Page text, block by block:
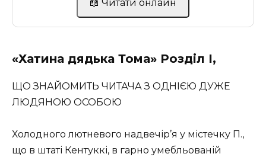
📖 Читати онлайн
«Хатина дядька Тома» Розділ І,
ЩО ЗНАЙОМИТЬ ЧИТАЧА З ОДНІЄЮ ДУЖЕ
ЛЮДЯНОЮ ОСОБОЮ
Холодного лютневого надвечір’я у містечку П.,
що в штаті Кентуккі, в гарно умебльованій